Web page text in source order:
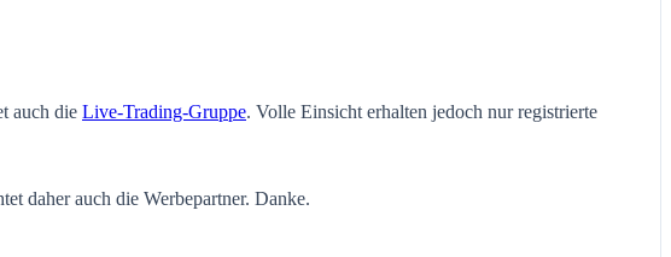
auch die Live-Trading-Gruppe. Volle Einsicht erhalten jedoch nur registrierte
daher auch die Werbepartner. Danke.